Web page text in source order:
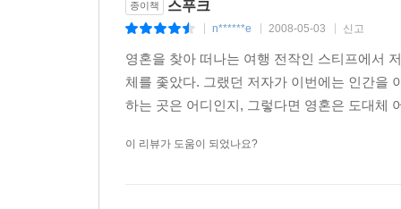
종이책 스푸크
n******e 2008-05-03 신고
영혼을 찾아 떠나는 여행 전작인 스티프에서
체를 좇았다. 그랬던 저자가 이번에는 인간을
하는 곳은 어디인지, 그렇다면 영혼은 도대체
이 리뷰가 도움이 되었나요?